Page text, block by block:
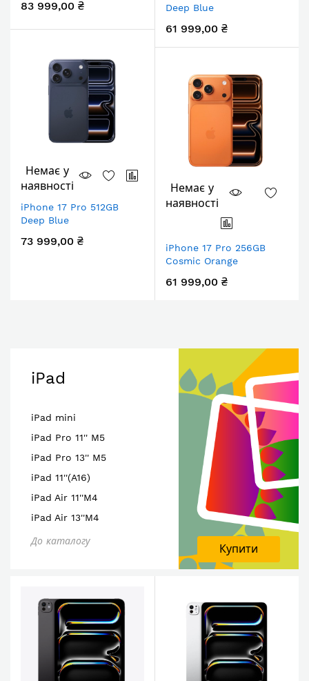
83 999,00 ₴
Немає у
наявності
iPhone 17 Pro 512GB
Deep Blue
73 999,00 ₴
Deep Blue
61 999,00 ₴
Немає у
наявності
iPhone 17 Pro 256GB
Cosmic Orange
61 999,00 ₴
iPad
iPad mini
iPad Pro 11'' M5
iPad Pro 13'' M5
iPad 11''(A16)
iPad Air 11''M4
iPad Air 13''M4
До каталогу
Купити